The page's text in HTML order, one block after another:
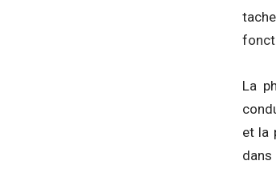
La
et la
dans